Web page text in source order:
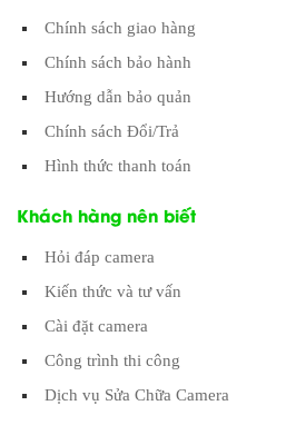
Chính sách giao hàng
Chính sách bảo hành
Hướng dẫn bảo quản
Chính sách Đổi/Trả
Hình thức thanh toán
Khách hàng nên biết
Hỏi đáp camera
Kiến thức và tư vấn
Cài đặt camera
Công trình thi công
Dịch vụ Sửa Chữa Camera